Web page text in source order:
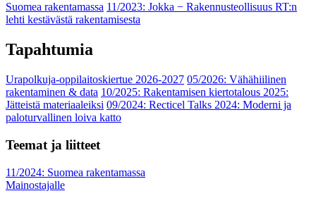
Suomea rakentamassa 11/2023: Jokka − Rakennusteollisuus RT:n
lehti kestävästä rakentamisesta
Tapahtumia
Urapolkuja-oppilaitoskiertue 2026-2027 05/2026: Vähähiilinen
rakentaminen & data 10/2025: Rakentamisen kiertotalous 2025:
Jätteistä materiaaleiksi 09/2024: Recticel Talks 2024: Moderni ja
paloturvallinen loiva katto
Teemat ja liitteet
11/2024: Suomea rakentamassa
Mainostajalle